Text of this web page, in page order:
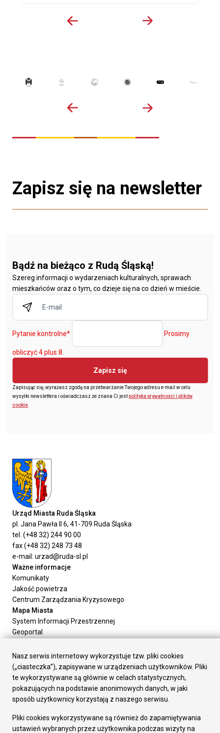
Zapisz się na newsletter
Bądź na bieżąco z Rudą Śląską!
Szereg informacji o wydarzeniach kulturalnych, sprawach
mieszkańców oraz o tym, co dzieje się na co dzień w mieście.
Pytanie kontrolne* Prosimy
obliczyć 4 plus 8.
Zapisz się
Zapisując się, wyrażasz zgodę na przetwarzanie Twojego adresu e-mail w celu
wysyłki newslettera i oświadczasz że znana Ci jestpolityka prywatności i plików
cookie.
Urząd Miasta Ruda Śląska
pl. Jana Pawła II 6, 41-709 Ruda Śląska
tel. (+48 32) 244 90 00
fax (+48 32) 248 73 48
e-mail: urzad@ruda-sl.pl
Ważne informacje
Komunikaty
Jakość powietrza
Centrum Zarządzania Kryzysowego
Mapa Miasta
System Informacji Przestrzennej
Geoportal
Załatw sprawę
Prezydent Miasta
Rada Miasta
Wydziały
Elektroniczna Skrzynka Podawcza
Gospodarka
Fundusze europejskie
Nasz serwis internetowy wykorzystuje tzw. pliki cookies
(„ciasteczka”), zapisywane w urządzeniach użytkowników. Pliki
te wykorzystywane są głównie w celach statystycznych,
pokazujących na podstawie anonimowych danych, w jaki
sposób użytkownicy korzystają z naszego serwisu.
Pliki cookies wykorzystywane są również do zapamiętywania
ustawień wybranych przez użytkownika podczas wizyty na